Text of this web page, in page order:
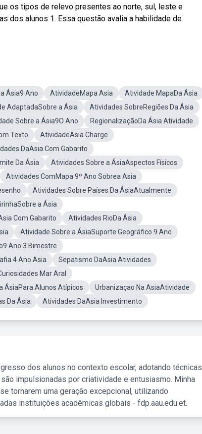
os tipos de relevo presentes ao norte, sul, leste e
dos alunos 1. Essa questão avalia a habilidade de
Ásia9 Ano AtividadeMapa Asia
Atividade MapaDa Ásia
AdaptadaSobre a Ásia
Atividades SobreRegiões Da Ásia
Sobre a Ásia9O Ano
RegionalizaçãoDa Ásia Atividade
Texto
AtividadeAsia Charge
DaAsia Com Gabarito
Da Ásia
Atividades Sobre a ÁsiaAspectos Físicos
Atividades ComMapa 9º Ano Sobrea Asia
Atividades Sobre Países Da ÁsiaAtualmente
a Ásia
Com Gabarito
Atividades RioDa Ásia
Atividade Sobre a ÁsiaSuporte Geográfico 9 Ano
Ano 3 Bimestre
4 Ano Asia
Sepatismo DaAsia Atividades
Mar Aral
ÁsiaPara Alunos Atípicos
Urbanizaçao Na AsiaAtividade
Da Ásia Atividades DaAsia Investimento
dos alunos no contexto escolar, adotando técnicas
impulsionadas por criatividade e entusiasmo. Minha
tornarem uma geração excepcional, utilizando
instituições acadêmicas globais - fdp.aau.edu.et.